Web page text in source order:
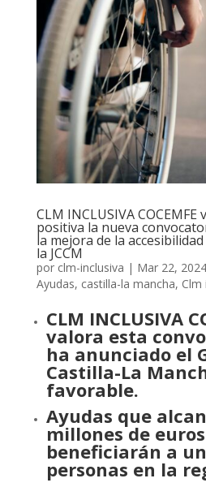
CLM INCLUSIVA
positiva la nueva
la mejora de la
la JCCM
por clm-inclusiva | Mar 22, 2024
Ayudas, castilla-la mancha, Clm
CLM INCLUSIVA
valora esta
ha anunciado el
Castilla-La
favorable.
Ayudas que
millones de
beneficiarán a
personas en la